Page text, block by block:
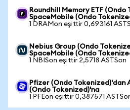
Roundhill Memory ETF (Ondo
SpaceMobile (Ondo
1 DRAMon eşittir 0,693161
Nebius Group (Ondo
SpaceMobile (Ondo
1 NBISon eşittir 2,5718 ASTSon
Pfizer (Ondo Tokenized)'dan
(Ondo Tokenized)'na
1 PFEon eşittir 0,387571